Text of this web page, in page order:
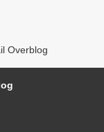
Overblog